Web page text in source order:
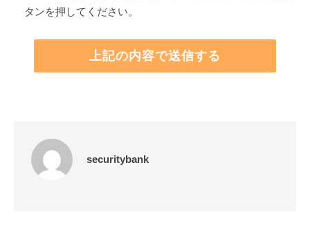
タンを押してください。
securitybank